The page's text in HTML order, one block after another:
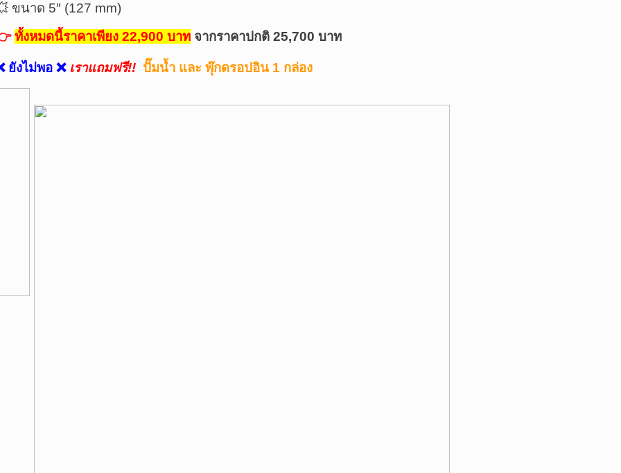
ขนาด 5″ (127 mm)
ทั้งหมดนี้ราคาเพียง 22,900 บาท จากราคาปกติ 25,700 บาท
ยังไม่พอ ❌ เราแถมฟรี!! ปั๊มน้ำ และ พุ๊กดรอปอิน 1 กล่อง